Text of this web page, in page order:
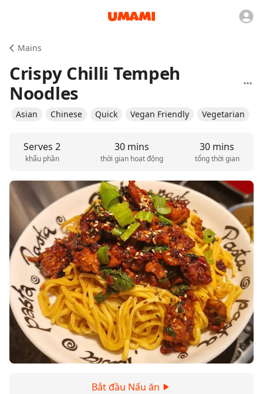
Mains
Crispy Chilli Tempeh
Noodles
Asian Chinese Quick Vegan Friendly Vegetarian
Serves 2
khẩu phần
30 mins
thời gian hoạt động
30 mins
tổng thời gian
Bắt đầu Nấu ăn